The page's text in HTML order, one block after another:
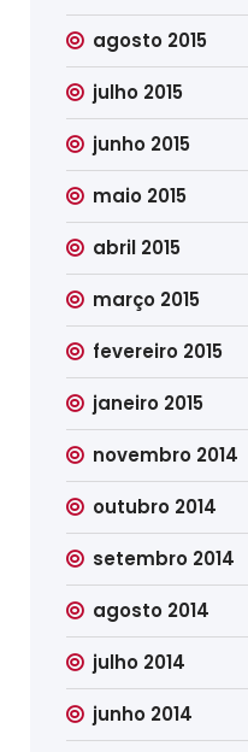
agosto 2015
julho 2015
junho 2015
maio 2015
abril 2015
março 2015
fevereiro 2015
janeiro 2015
novembro 2014
outubro 2014
setembro 2014
agosto 2014
julho 2014
junho 2014